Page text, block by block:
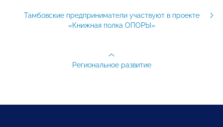
Тамбовские предприниматели участвуют в проекте
«Книжная полка ОПОРЫ»
Региональное развитие